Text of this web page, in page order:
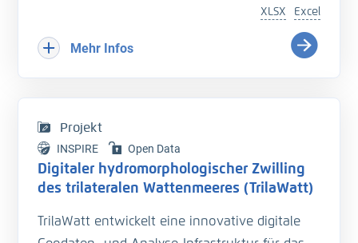
Hinterlandes so wie die Schiffbarkeit des
Bundeswasserstraße.
der Entwässerung des Hinterlandes führt. Das
Kooperationsprojekt „Zukunft Eider“ wurde
geschaffen um Vorarbeiten zu leisten, welche
Anpassungen und Erweiterungen der
Excel
XLSX
Mehr Infos
Projekt
INSPIRE Open Data
Digitaler hydromorphologischer Zwilling
des trilateralen Wattenmeeres (TrilaWatt)
TrilaWatt entwickelt eine innovative digitale